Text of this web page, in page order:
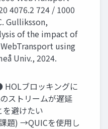
4076.2 724 / 1000
Gulliksson,
of the impact of
using
Univ., 2024.
ブロッキングに
ストリームが遅延
を避けたい
題) →QUICを使用し